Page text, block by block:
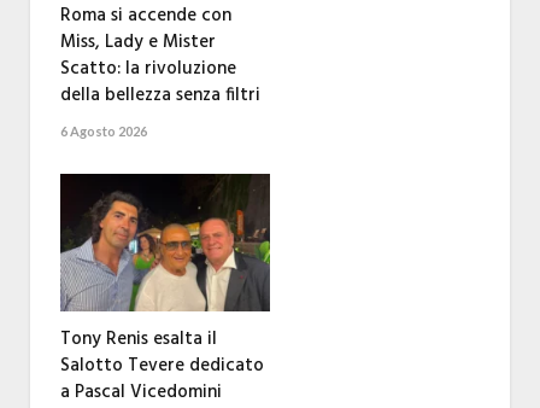
Roma si accende con
Miss, Lady e Mister
Scatto: la rivoluzione
della bellezza senza filtri
6 Agosto 2026
Tony Renis esalta il
Salotto Tevere dedicato
a Pascal Vicedomini